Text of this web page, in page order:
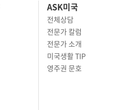
ASK미국
전체상담
전문가 칼럼
전문가 소개
미국생활 TIP
영주권 문호